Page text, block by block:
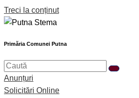
Treci la conținut
Primăria Comunei Putna
Anunțuri
Solicitări Online